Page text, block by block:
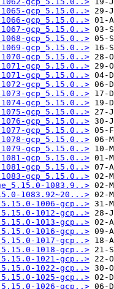
gcp_5.15.0..>
gcp_5.15.0..>
gcp_5.15.0..>
gcp_5.15.0..>
gcp_5.15.0..>
gcp_5.15.0..>
gcp_5.15.0..>
gcp_5.15.0..>
gcp_5.15.0..>
gcp_5.15.0..>
gcp_5.15.0..>
gcp_5.15.0..>
gcp_5.15.0..>
gcp_5.15.0..>
gcp_5.15.0..>
gcp_5.15.0..>
gcp_5.15.0..>
gcp_5.15.0..>
gcp_5.15.0..>
1083.9..>
1083.92~20...>
1006-gcp..>
1012-gcp..>
1013-gcp..>
1016-gcp..>
1017-gcp..>
1018-gcp..>
1021-gcp..>
1022-gcp..>
1025-gcp..>
1026-gcp..>